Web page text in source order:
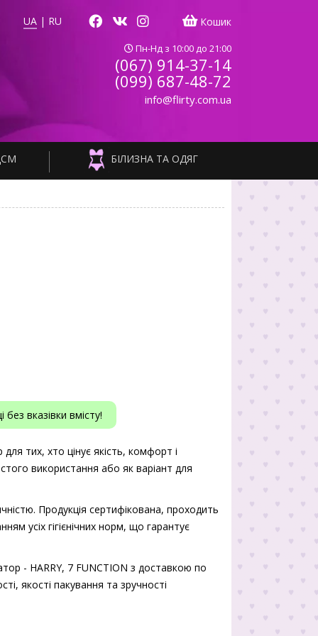
UA | RU Кошик
Пн-Нд з 10:00 до 21:00
(067) 914-37-14
(099) 687-48-72
info@flirty.com.ua
БІЛИЗНА ТА ОДЯГ
вказівки вмісту!
тих, хто цінує якість, комфорт і
використання або як варіант для
Продукція сертифікована, проходить
усіх гігієнічних норм, що гарантує
- HARRY, 7 FUNCTION з доставкою по
якості пакування та зручності